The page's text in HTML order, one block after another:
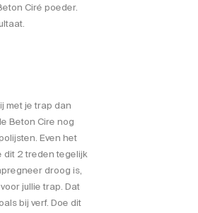
Ciré poeder.
met je trap dan
Beton Cire nog
Even het
dit 2 treden tegelijk
droog is,
jullie trap. Dat
bij verf. Doe dit